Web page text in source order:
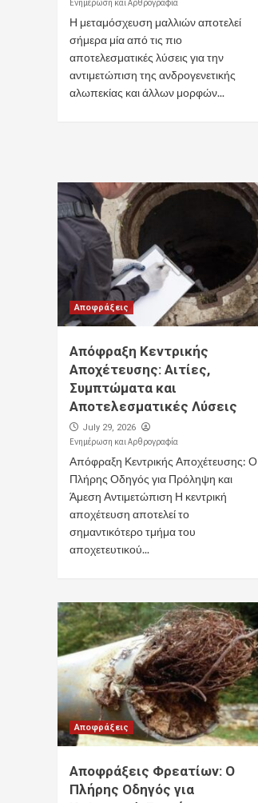
Ενημέρωση και Αρθρογραφία
Η μεταμόσχευση μαλλιών αποτελεί
σήμερα μία από τις πιο
αποτελεσματικές λύσεις για την
αντιμετώπιση της ανδρογενετικής
αλωπεκίας και άλλων μορφών...
Αποφράξεις
Απόφραξη Κεντρικής
Αποχέτευσης: Αιτίες,
Συμπτώματα και
Αποτελεσματικές Λύσεις
July 29, 2026
Ενημέρωση και Αρθρογραφία
Απόφραξη Κεντρικής Αποχέτευσης: Ο
Πλήρης Οδηγός για Πρόληψη και
Άμεση Αντιμετώπιση Η κεντρική
αποχέτευση αποτελεί το
σημαντικότερο τμήμα του
αποχετευτικού...
Αποφράξεις
Αποφράξεις Φρεατίων: Ο
Πλήρης Οδηγός για